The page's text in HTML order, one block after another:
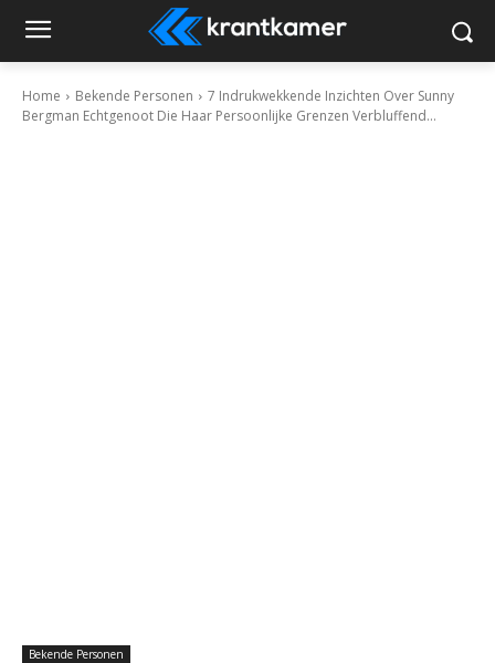
Home Bekende Personen
7 Indrukwekkende Inzichten Over Sunny
Bergman Echtgenoot Die Haar Persoonlijke Grenzen Verbluffend...
Bekende Personen